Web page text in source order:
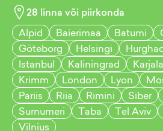
28 linna või piirkonda
Alpid
Baierimaa Batumi
Göteborg
Helsingi
Istanbul
Kaliningrad Karjala
Krimm
London Lyon
Pariis
Riia Rimini Siber
Surnumeri
Taba Tel Aviv
Vilnius